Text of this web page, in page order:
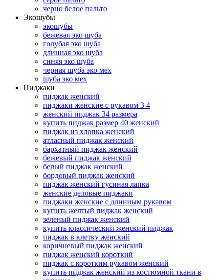
черно белое пальто
Экошубы
экошубы
бежевая эко шуба
голубая эко шуба
длинная эко шуба
синяя эко шуба
черная шуба эко мех
шуба эко мех
Пиджаки
пиджак женский
пиджаки женские с рукавом 3 4
женский пиджак 34 размера
купить пиджак размер 40 женский
пиджак из хлопка женский
атласный пиджак женский
бархатный пиджак женский
бежевый пиджак женский
белый пиджак женский
бордовый пиджак женский
пиджак женский гусиная лапка
женские деловые пиджаки
пиджаки женские с длинным рукавом
купить желтый пиджак женский
зеленый пиджак женский
купить классический женский пиджак
пиджак в клетку женский
коричневый пиджак женский
пиджак женский короткий
пиджак с коротким рукавом женский
купить пиджак женский из костюмной ткани в